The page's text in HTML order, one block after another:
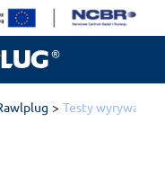
Testy wyrywania